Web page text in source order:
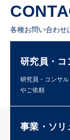
各種お問い合わせ
研究員・コ
研究員・コンサ
やご依頼
事業・ソリ